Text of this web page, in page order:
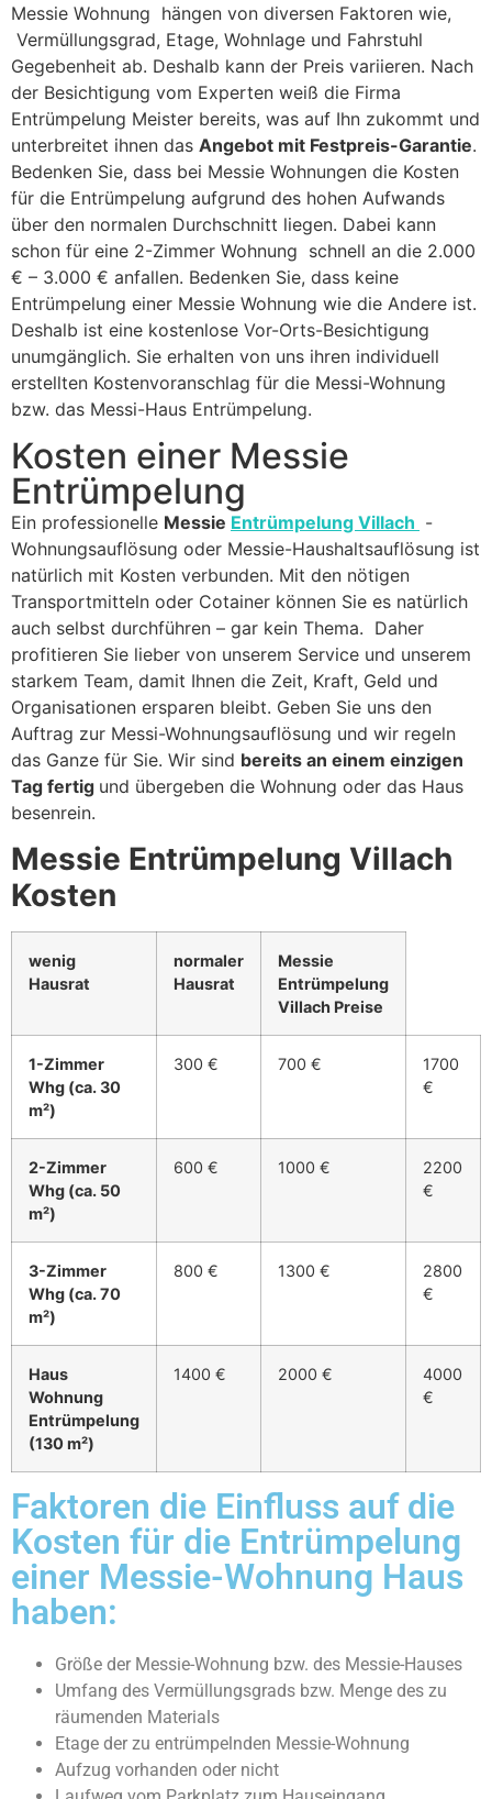
Messie Wohnung hängen von diversen Faktoren wie,
Vermüllungsgrad, Etage, Wohnlage und Fahrstuhl
Gegebenheit ab. Deshalb kann der Preis variieren. Nach
der Besichtigung vom Experten weiß die Firma
Entrümpelung Meister bereits, was auf Ihn zukommt und
unterbreitet ihnen das Angebot mit Festpreis-Garantie.
Bedenken Sie, dass bei Messie Wohnungen die Kosten
für die Entrümpelung aufgrund des hohen Aufwands
über den normalen Durchschnitt liegen. Dabei kann
schon für eine 2-Zimmer Wohnung schnell an die 2.000
€ – 3.000 € anfallen. Bedenken Sie, dass keine
Entrümpelung einer Messie Wohnung wie die Andere ist.
Deshalb ist eine kostenlose Vor-Orts-Besichtigung
unumgänglich. Sie erhalten von uns ihren individuell
erstellten Kostenvoranschlag für die Messi-Wohnung
bzw. das Messi-Haus Entrümpelung.
Kosten einer Messie
Entrümpelung
Ein professionelle Messie Entrümpelung Villach -
Wohnungsauflösung oder Messie-Haushaltsauflösung ist
natürlich mit Kosten verbunden. Mit den nötigen
Transportmitteln oder Cotainer können Sie es natürlich
auch selbst durchführen – gar kein Thema. Daher
profitieren Sie lieber von unserem Service und unserem
starkem Team, damit Ihnen die Zeit, Kraft, Geld und
Organisationen ersparen bleibt. Geben Sie uns den
Auftrag zur Messi-Wohnungsauflösung und wir regeln
das Ganze für Sie. Wir sind bereits an einem einzigen
Tag fertig und übergeben die Wohnung oder das Haus
besenrein.
Messie Entrümpelung Villach
Kosten
wenig
Hausrat
normaler
Hausrat
Messie
Entrümpelung
Villach Preise
1-Zimmer
Whg (ca. 30
m²)
300 € 700 €
1700
€
2-Zimmer
Whg (ca. 50
m²)
600 € 1000 €
2200
€
3-Zimmer
Whg (ca. 70
m²)
800 € 1300 €
2800
€
Haus
Wohnung
Entrümpelung
(130 m²)
1400 € 2000 €
4000
€
Faktoren die Einfluss auf die
Kosten für die Entrümpelung
einer Messie-Wohnung Haus
haben:
Größe der Messie-Wohnung bzw. des Messie-Hauses
Umfang des Vermüllungsgrads bzw. Menge des zu
räumenden Materials
Etage der zu entrümpelnden Messie-Wohnung
Aufzug vorhanden oder nicht